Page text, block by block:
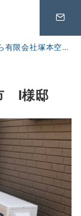
瀬戸市、尾張旭市周辺の太陽光発電・蓄電池なら有限会社塚本空調設備 再生エネルギー事業部
I様邸